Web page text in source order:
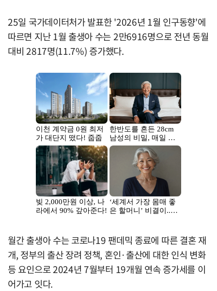
25일 국가데이터처가 발표한 '2026년 1월 인구동향'에
따르면 지난 1월 출생아 수는 2만6916명으로 전년 동월
대비 2817명(11.7%) 증가했다.
월간 출생아 수는 코로나19 팬데믹 종료에 따른 결혼 재
개, 정부의 출산 장려 정책, 혼인·출산에 대한 인식 변화
등 요인으로 2024년 7월부터 19개월 연속 증가세를 이
어가고 잇다.